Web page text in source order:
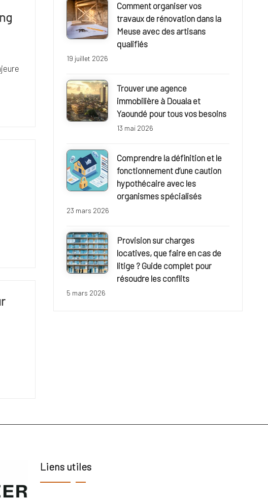
Comment organiser vos
travaux de rénovation dans la
Meuse avec des artisans
qualifiés
19 juillet 2026
Trouver une agence
immobilière à Douala et
Yaoundé pour tous vos besoins
13 mai 2026
Comprendre la définition et le
fonctionnement d’une caution
hypothécaire avec les
organismes spécialisés
23 mars 2026
Provision sur charges
locatives, que faire en cas de
litige ? Guide complet pour
résoudre les conflits
5 mars 2026
Liens utiles